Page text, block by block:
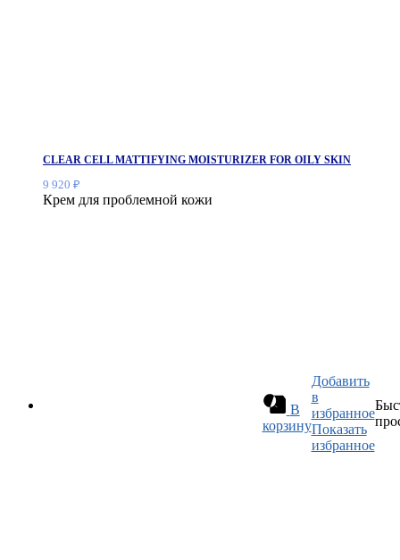
CLEAR CELL MATTIFYING MOISTURIZER FOR OILY SKIN
9 920 ₽
Крем для проблемной кожи
В
корзину
Добавить
в
избранное
Показать
избранное